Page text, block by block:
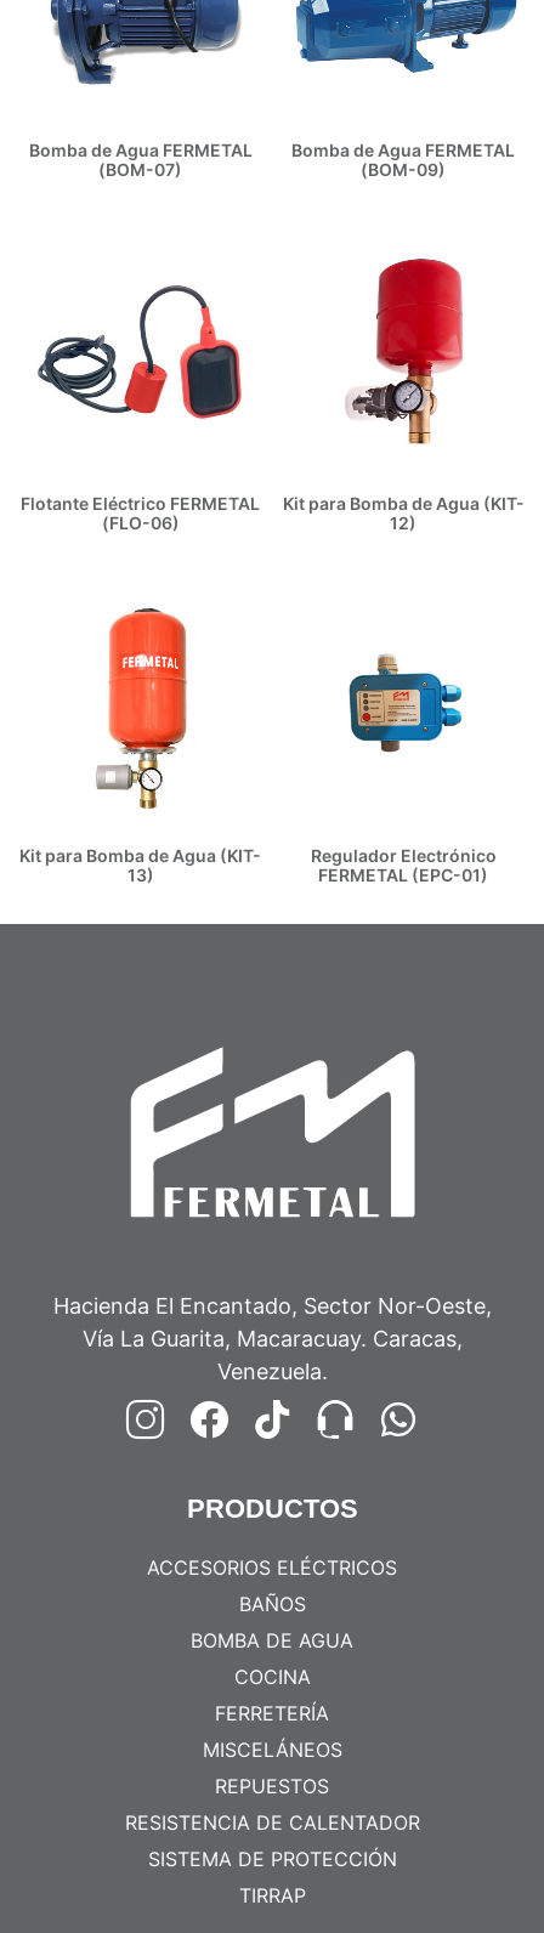
Bomba de Agua FERMETAL
(BOM-07)
Bomba de Agua FERMETAL
(BOM-09)
Flotante Eléctrico FERMETAL
(FLO-06)
Kit para Bomba de Agua (KIT-
12)
Kit para Bomba de Agua (KIT-
13)
Regulador Electrónico
FERMETAL (EPC-01)
Hacienda El Encantado, Sector Nor-Oeste,
Vía La Guarita, Macaracuay. Caracas,
Venezuela.
PRODUCTOS
ACCESORIOS ELÉCTRICOS
BAÑOS
BOMBA DE AGUA
COCINA
FERRETERÍA
MISCELÁNEOS
REPUESTOS
RESISTENCIA DE CALENTADOR
SISTEMA DE PROTECCIÓN
TIRRAP